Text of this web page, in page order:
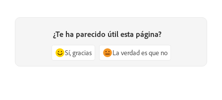
¿Te ha parecido útil esta página?
Sí, gracias La verdad es que no